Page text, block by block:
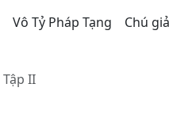
Vô Tỷ Pháp Tạng Chú
Tập II